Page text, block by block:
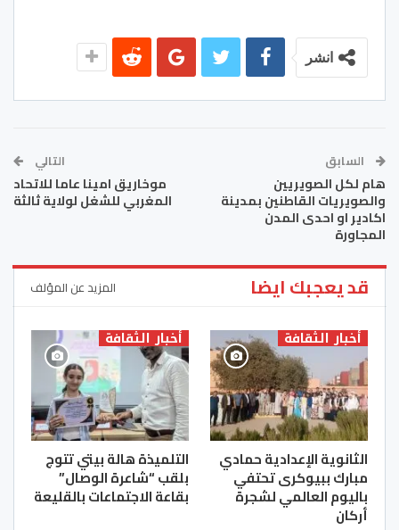
انشر
السابق
هام لكل الصويريين
والصويريات القاطنين بمدينة
اكادير او احدى المدن
المجاورة
التالي
موخاريق امينا عاما للاتحاد
المغربي للشغل لولاية ثالثة
قد يعجبك ايضا المزيد عن المؤلف
أخبار الثقافة
الثانوية الإعدادية حمادي
مبارك ببيوكرى تحتفي
باليوم العالمي لشجرة
أركان
أخبار الثقافة
التلميذة هالة بيتي تتوج
بلقب “شاعرة الوصال”
بقاعة الاجتماعات بالقليعة